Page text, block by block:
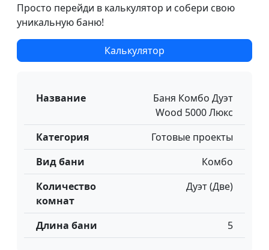
Просто перейди в калькулятор и собери свою
уникальную баню!
Калькулятор
Название
Баня Комбо Дуэт
Wood 5000 Люкс
Категория
Готовые проекты
Вид бани
Комбо
Количество
комнат
Дуэт (Две)
Длина бани 5